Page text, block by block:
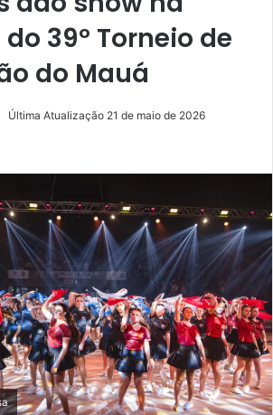
39º Torneio de
do Mauá
Última Atualização 21 de maio de 2026